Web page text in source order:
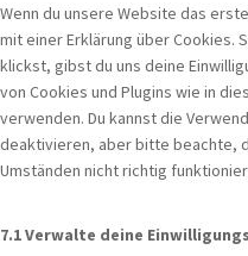
Wenn du unsere Website das
mit einer Erklärung über Cookies.
klickst, gibst du uns deine
von Cookies und Plugins wie in
verwenden. Du kannst die
deaktivieren, aber bitte beachte,
Umständen nicht richtig
7.1 Verwalte deine